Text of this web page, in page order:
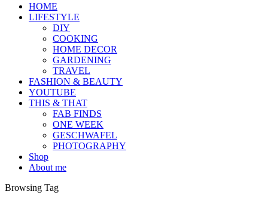
HOME
LIFESTYLE
DIY
COOKING
HOME DECOR
GARDENING
TRAVEL
FASHION & BEAUTY
YOUTUBE
THIS & THAT
FAB FINDS
ONE WEEK
GESCHWAFEL
PHOTOGRAPHY
Shop
About me
Browsing Tag